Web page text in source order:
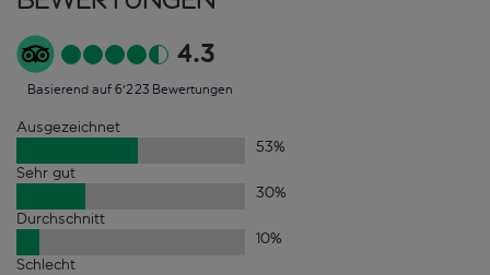
4.3
Basierend auf 6'223 Bewertungen
Ausgezeichnet
53%
Sehr gut
30%
Durchschnitt
10%
Schlecht